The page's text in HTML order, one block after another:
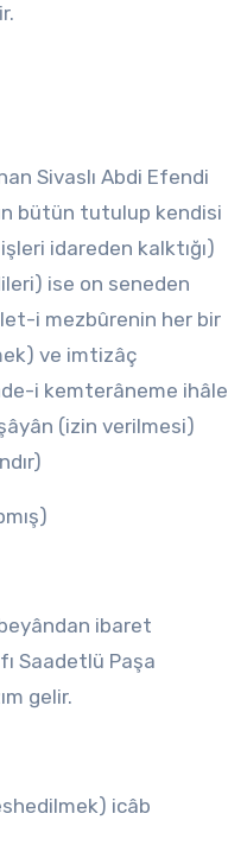
Sivaslı Abdi Efendi
bütün tutulup kendisi
idareden kalktığı)
ise on seneden
i mezbûrenin her bir
ve imtizâç
i kemterâneme ihâle
(izin verilmesi)
beyândan ibaret
Saadetlü Paşa
gelir.
icâb